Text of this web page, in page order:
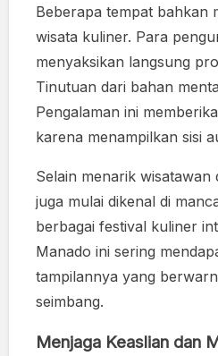
Beberapa tempat bahkan
wisata kuliner. Para
menyaksikan langsung
Tinutuan dari bahan
Pengalaman ini
karena menampilkan sisi
Selain menarik wisatawan
juga mulai dikenal di
berbagai festival kuliner
Manado ini sering
tampilannya yang
seimbang.
Menjaga Keaslian dan